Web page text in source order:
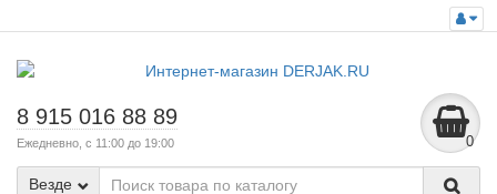
8 915 016 88 89
Ежедневно, с 11:00 до 19:00 0
Везде